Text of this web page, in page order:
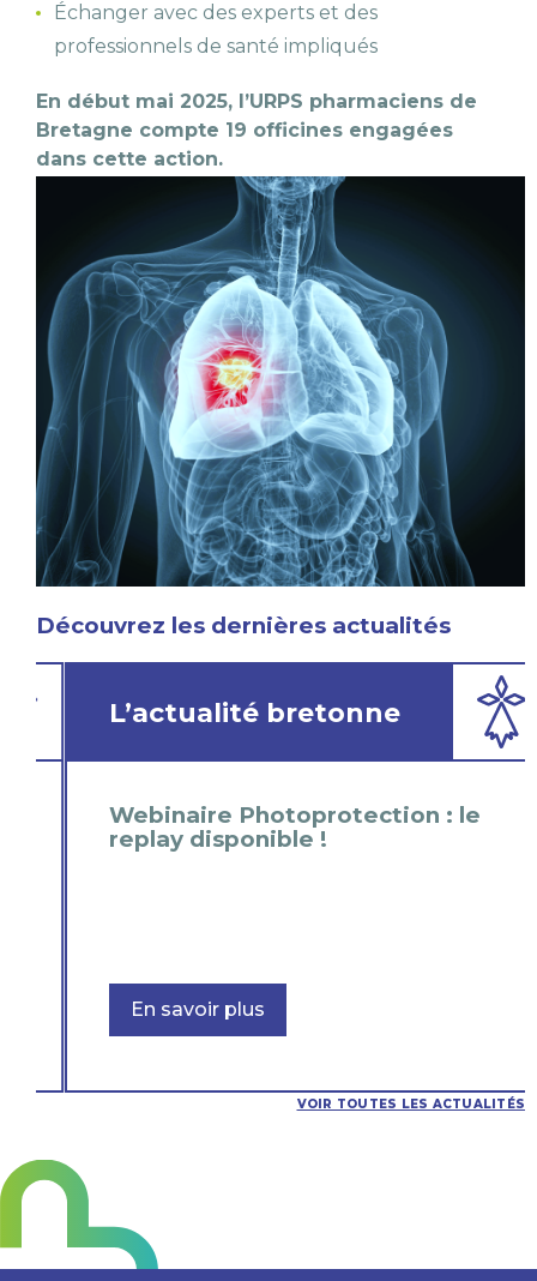
Échanger avec des experts et des
professionnels de santé impliqués
En début mai 2025, l’URPS pharmaciens de
Bretagne compte 19 officines engagées
dans cette action.
Découvrez les dernières actualités
L’actualité bretonne
Webinaire Photoprotection : le
replay disponible !
En savoir plus
VOIR TOUTES LES ACTUALITÉS